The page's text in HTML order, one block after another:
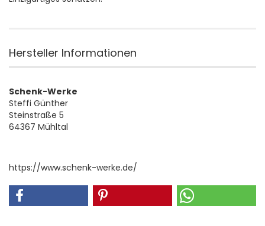
Hersteller Informationen
Schenk-Werke
Steffi Günther
Steinstraße 5
64367 Mühltal
https://www.schenk-werke.de/